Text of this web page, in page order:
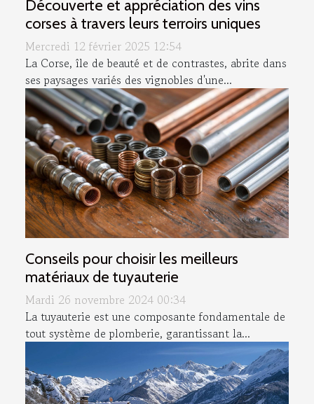
Découverte et appréciation des vins
corses à travers leurs terroirs uniques
Mercredi 12 février 2025 12:54
La Corse, île de beauté et de contrastes, abrite dans
ses paysages variés des vignobles d'une...
Conseils pour choisir les meilleurs
matériaux de tuyauterie
Mardi 26 novembre 2024 00:34
La tuyauterie est une composante fondamentale de
tout système de plomberie, garantissant la...